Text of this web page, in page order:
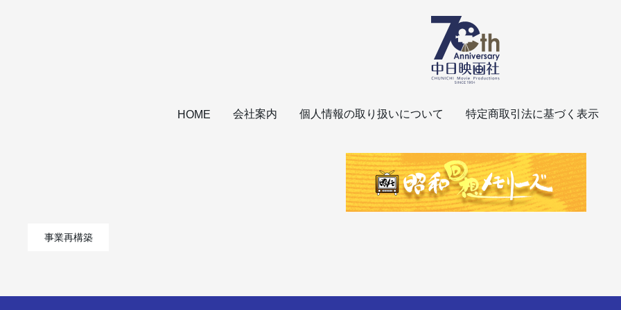
HOME 会社案内 個人情報の取り扱いについて 特定商取引法に基づく表示
事業再構築